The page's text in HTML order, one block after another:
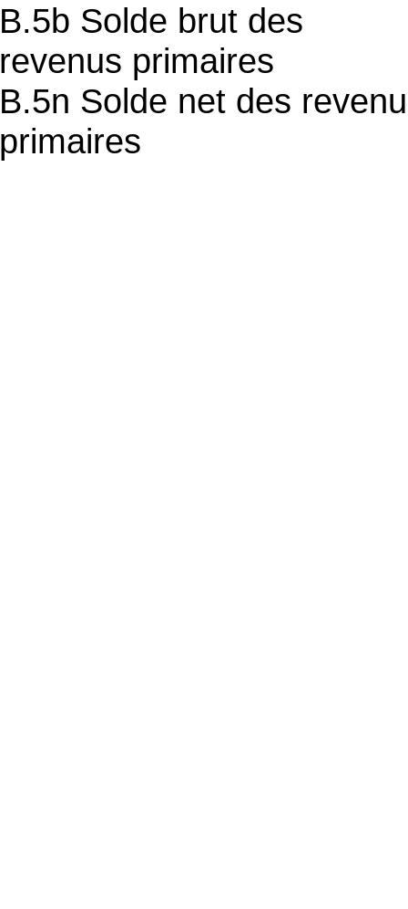
B.5b Solde brut des
revenus primaires
B.5n Solde net des
primaires